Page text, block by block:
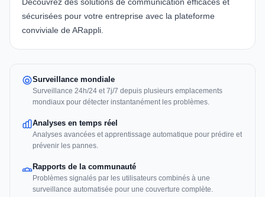
Découvrez des solutions de communication efficaces et
sécurisées pour votre entreprise avec la plateforme
conviviale deARappli.
Surveillance mondiale
Surveillance 24h/24 et 7j/7 depuis plusieurs emplacements
mondiaux pour détecter instantanément les problèmes.
Analyses en temps réel
Analyses avancées et apprentissage automatique pour prédire et
prévenir les pannes.
Rapports de la communauté
Problèmes signalés par les utilisateurs combinés à une
surveillance automatisée pour une couverture complète.